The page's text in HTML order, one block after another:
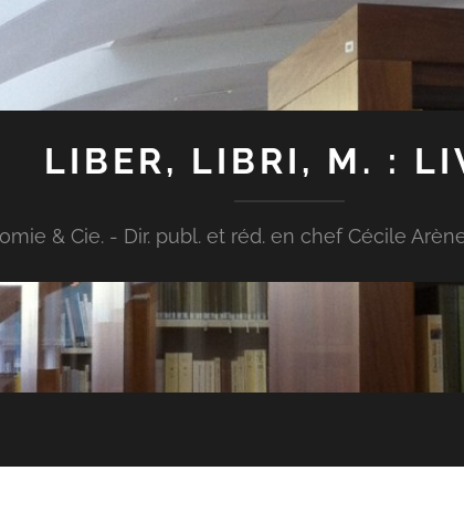
LIBER, LIBRI, M. :
& Cie. - Dir. publ. et réd. en chef Cécile